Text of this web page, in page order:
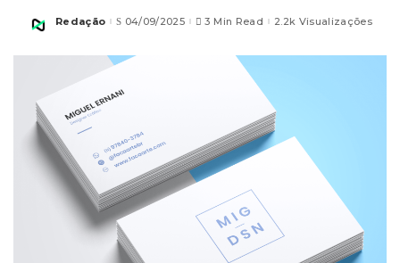
Posted
Redação 04/09/2025 3 Min Read 2.2k Visualizações